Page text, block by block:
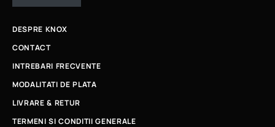
DESPRE KNOX
CONTACT
INTREBARI FRECVENTE
MODALITATI DE PLATA
LIVRARE & RETUR
TERMENI SI CONDITII GENERALE